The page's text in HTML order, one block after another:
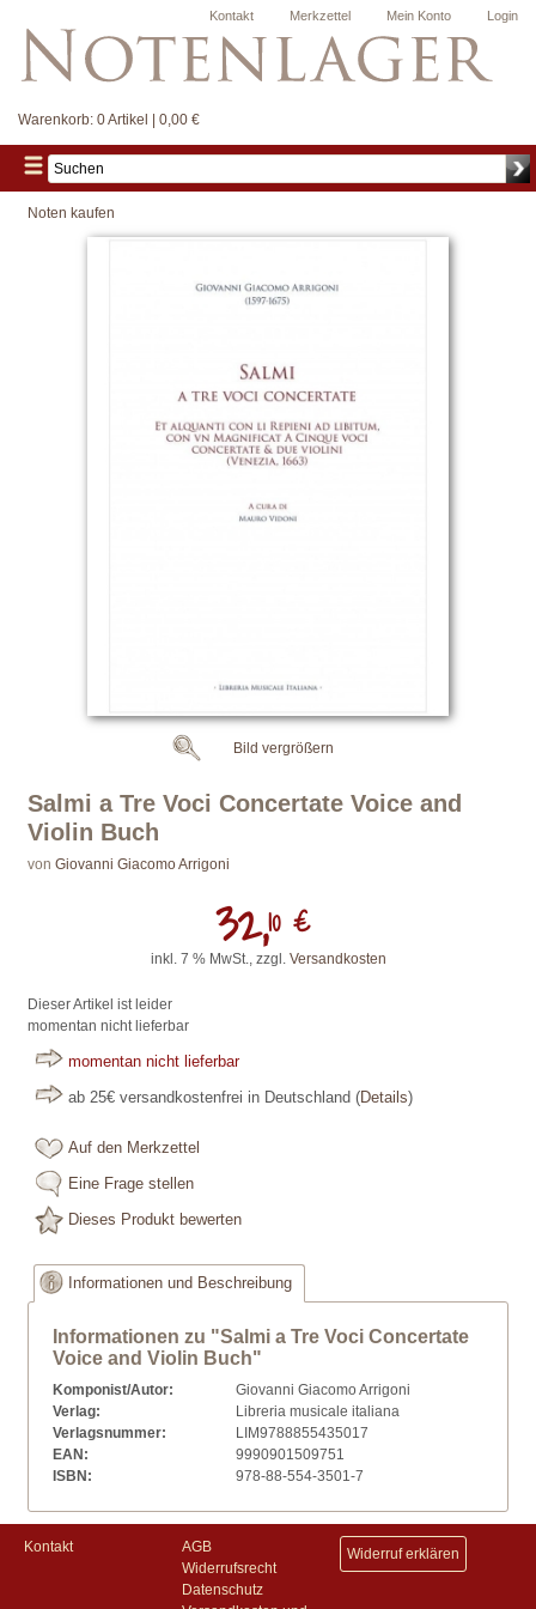
Login
Mein Konto
Merkzettel
Kontakt
Warenkorb: 0 Artikel | 0,00 €
Noten kaufen
Salmi a Tre Voci Concertate Voice and
Violin Buch
von Giovanni Giacomo Arrigoni
32,10 €
inkl. 7 % MwSt., zzgl. Versandkosten
Dieser Artikel ist leider
momentan nicht lieferbar
momentan nicht lieferbar
ab 25€ versandkostenfrei in Deutschland (Details)
Auf den Merkzettel
Eine Frage stellen
Dieses Produkt bewerten
Bild vergrößern
Informationen und Beschreibung
Informationen zu "Salmi a Tre Voci Concertate
Voice and Violin Buch"
Komponist/Autor:
Giovanni Giacomo Arrigoni
Verlag:
Libreria musicale italiana
Verlagsnummer:
LIM9788855435017
EAN:
9990901509751
ISBN:
978-88-554-3501-7
Kontakt
AGB
Widerrufsrecht
Datenschutz
Widerruf erklären